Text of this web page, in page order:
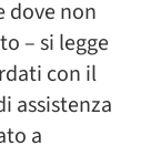
dove non
– si legge
con il
assistenza
a